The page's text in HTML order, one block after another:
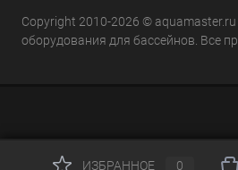
Copyright 2010-2026 © aquamaster.ru
оборудования для бассейнов. Все
ИЗБРАННОЕ 0